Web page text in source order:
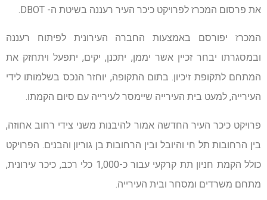
את פרסום המכרז לפרויקט כיכר העיר רעננה בשיטת ה- DBOT.
המכרז יפורסם באמצעות החברה העירונית לפיתוח רעננה
ובמסגרתו יבחר זכיין אשר יממן, יתכנן, יקים, יתפעל ויתחזק את
המתחם לתקופת זיכיון. בתום התקופה, יוחזר הנכס בשלמותו לידי
העירייה, למעט בית העירייה שיימסר לעירייה עם סיום הקמתו.
פרויקט כיכר העיר החדשה אמור להיבנות משני צידי רחוב אחוזה,
בין הרחובות תל חי והיובל ובין הרחובות בן גוריון והבנים. הפרויקט
כולל הקמת חניון תת קרקעי עבור כ-1,000 כלי רכב, כיכר עירונית,
מתחם משרדים ומסחר ובית העירייה.